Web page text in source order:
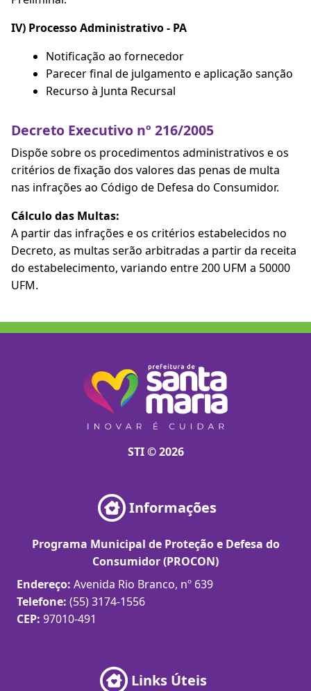
IV) Processo Administrativo - PA
Notificação ao fornecedor
Parecer final de julgamento e aplicação sanção
Recurso à Junta Recursal
Decreto Executivo nº 216/2005
Dispõe sobre os procedimentos administrativos e os
critérios de fixação dos valores das penas de multa
nas infrações ao Código de Defesa do Consumidor.
Cálculo das Multas:
A partir das infrações e os critérios estabelecidos no
Decreto, as multas serão arbitradas a partir da receita
do estabelecimento, variando entre 200 UFM a 50000
UFM.
STI © 2026
Informações
Programa Municipal de Proteção e Defesa do
Consumidor (PROCON)
Endereço: Avenida Rio Branco, nº 639
Telefone: (55) 3174-1556
CEP: 97010-491
Links Úteis